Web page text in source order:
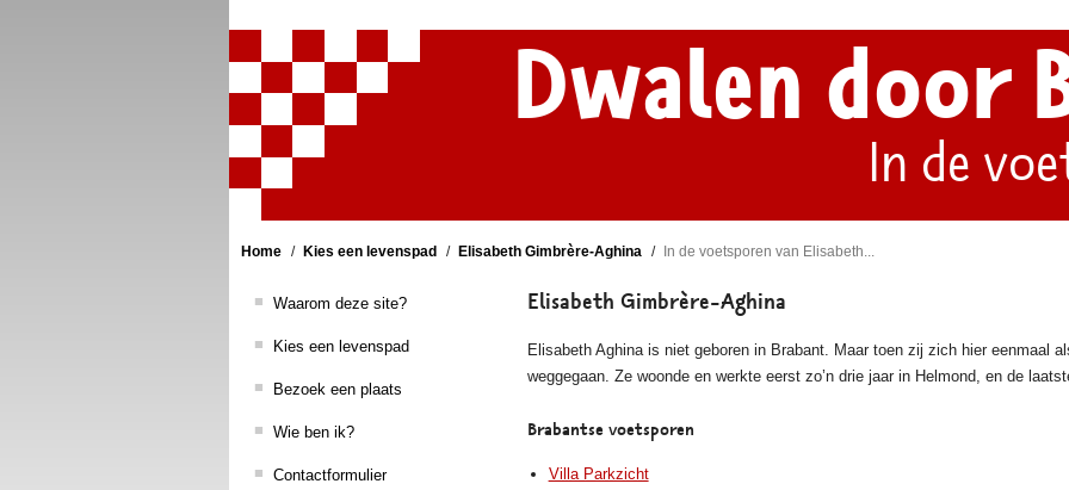
Dwalen door
In de
Home Kies een levenspad Elisabeth Gimbrère-Aghina In de voetsporen van Elisabeth...
Waarom deze site?
Kies een levenspad
Bezoek een plaats
Wie ben ik?
Contactformulier
Elisabeth Gimbrère-Aghina
Elisabeth Aghina is niet geboren in Brabant. Maar toen zij zich hier eenmaal
weggegaan. Ze woonde en werkte eerst zo’n drie jaar in Helmond, en de
Brabantse voetsporen
Villa Parkzicht